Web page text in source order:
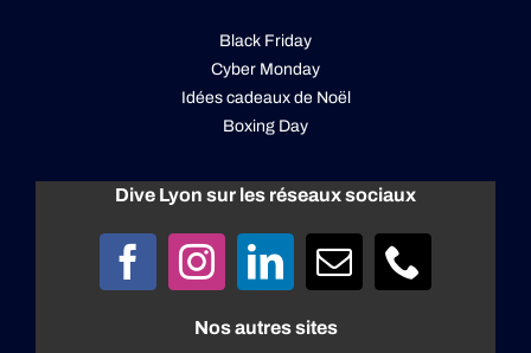
Black Friday
Cyber Monday
Idées cadeaux de Noël
Boxing Day
Dive Lyon sur les réseaux sociaux
Nos autres sites